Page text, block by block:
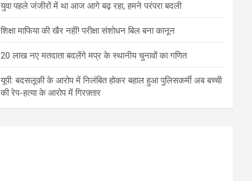
युवा पहले जंजीरों में था आज आगे बढ़ रहा, हमने परंपरा बदली
शिक्षा माफिया की खैर नहीं! परीक्षा संशोधन बिल बना कानून
20 लाख नए मतदाता बदलेंगे मप्र के स्थानीय चुनावों का गणित
यूपी: बदसलूकी के आरोप में निलंबित होकर बहाल हुआ पुलिसकर्मी अब बच्ची
की रेप-हत्या के आरोप में गिरफ़्तार